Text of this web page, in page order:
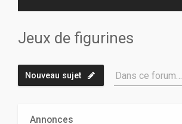
Jeux de figurines
Nouveau sujet Dans ce forum…
Annonces